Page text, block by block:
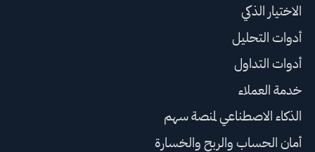
الاختيار الذكي
أدوات التحليل
أدوات التداول
خدمة العملاء
الذكاء الاصطناعي لمنصة سهم
أمان الحساب والربح والخسارة